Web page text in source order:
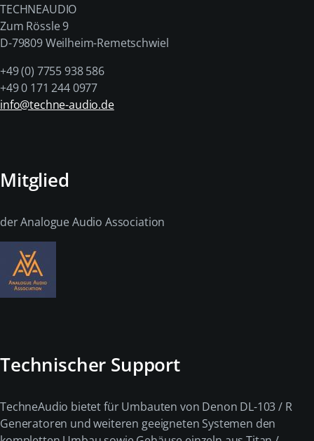
TECHNEAUDIO
Zum Rössle 9
D-79809 Weilheim-Remetschwiel
+49 (0) 7755 938 586
+49 0 171 244 0977
info@techne-audio.de
Mitglied
der Analogue Audio Association
Technischer Support
TechneAudio bietet für Umbauten von Denon DL-103 / R
Generatoren und weiteren geeigneten Systemen den